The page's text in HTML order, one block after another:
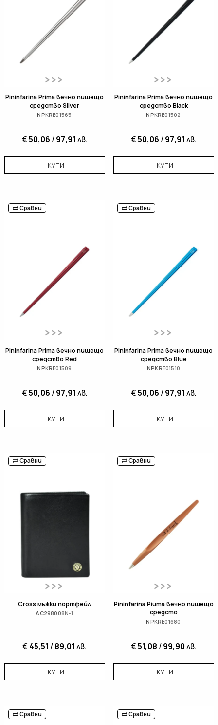
Pininfarina Prima вечно пишещо
средство Silver
NPKRE01565
€50,06 /97,91 лв.
КУПИ
Pininfarina Prima вечно пишещо
средство Black
NPKRE01502
€50,06 /97,91 лв.
КУПИ
Сравни
Pininfarina Prima вечно пишещо
средство Red
NPKRE01509
€50,06 /97,91 лв.
КУПИ
Сравни
Pininfarina Prima вечно пишещо
средство Blue
NPKRE01510
€50,06 /97,91 лв.
КУПИ
Сравни
Cross мъжки портфейл
AC298008N-1
€ 45,51 /89,01 лв.
КУПИ
Сравни
Pininfarina Piuma вечно пишещо
средсто
NPKRE01680
€51,08 /99,90лв.
КУПИ
Сравни Сравни